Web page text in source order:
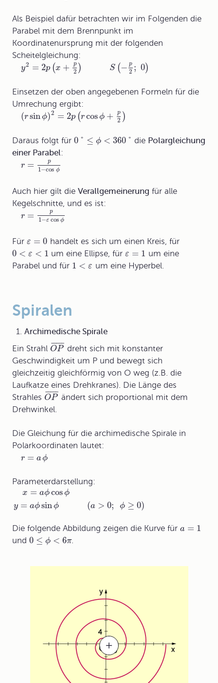
Als Beispiel dafür betrachten wir im Folgenden die
Parabel mit dem Brennpunkt im
Koordinatenursprung mit der folgenden
Scheitelgleichung:
y2 = 2p (x + p
2 ) S (− p
2 ; 0)
Einsetzen der oben angegebenen Formeln für die
Umrechung ergibt:
(rsinϕ)2 = 2p (rcos ϕ + p
2 )
Daraus folgt für 0 ° ≤ ϕ < 360 ° die Polargleichung
einer Parabel:
r = p
1−cos ϕ
Auch hier gilt die Verallgemeinerung für alle
Kegelschnitte, und es ist:
r = p
1−ε cos ϕ
Für ε = 0 handelt es sich um einen Kreis, für
0 < ε < 1 um eine Ellipse, fürε = 1 um eine
Parabel und für 1 < ε um eine Hyperbel.
Spiralen
Archimedische Spirale
Ein Strahl OP
¯ ¯
¯¯¯ dreht sich mit konstanter
Geschwindigkeit um P und bewegt sich
gleichzeitig gleichförmig von O weg (z.B. die
Laufkatze eines Drehkranes). Die Länge des
Strahles OP
¯ ¯
¯¯¯ ändert sich proportional mit dem
Drehwinkel.
Die Gleichung für die archimedische Spirale in
Polarkoordinaten lautet:
r = aϕ
Parameterdarstellung:
x = aϕcosϕ
y = aϕ sin ϕ (a > 0; ϕ ≥ 0)
Die folgende Abbildung zeigen die Kurve für a = 1
und 0 ≤ ϕ < 6π.